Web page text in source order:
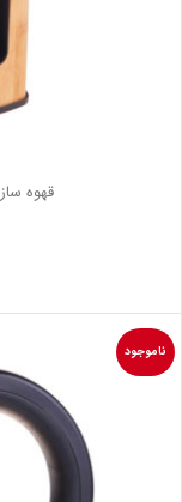
قهوه ساز 1000 وات بامبو ناچورا بامبوم B3205
ناموجود